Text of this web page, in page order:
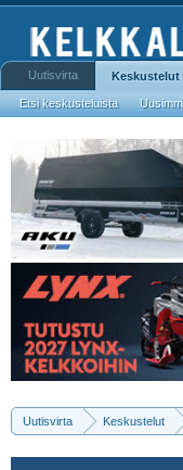
Uutisvirta Keskustelut
Uutisvirta Keskustelut
Etsi keskusteluista